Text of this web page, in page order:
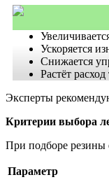
Ускоряется
Снижается
Растёт
Эксперты
Критерии выбора
При подборе резины
Параметр